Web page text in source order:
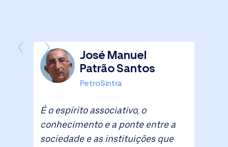
José Manuel
Patrão Santos
PetroSintra
É o espírito associativo, o
conhecimento e a ponte entre a
sociedade e as instituições que